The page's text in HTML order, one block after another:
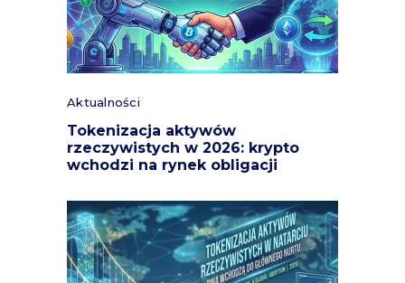
Aktualności
Tokenizacja aktywów
rzeczywistych w 2026: krypto
wchodzi na rynek obligacji